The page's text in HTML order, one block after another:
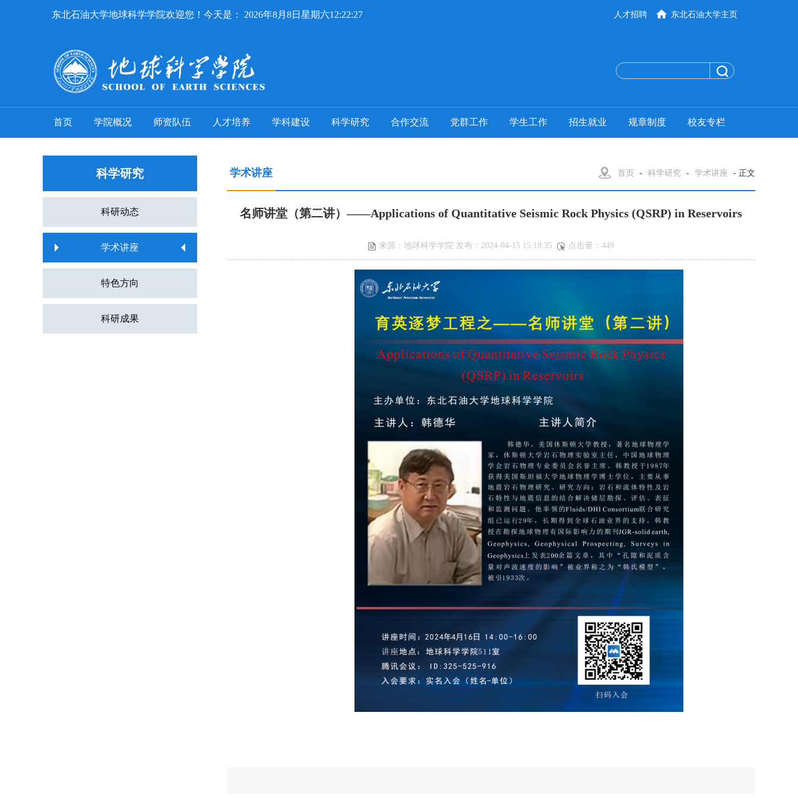
东北石油大学地球科学学院欢迎您！今天是： 2026年8月8日星期六12:22:28 东北石油大学主页
人才招聘
首页 学院概况 师资队伍 人才培养 学科建设 科学研究 合作交流 党群工作 学生工作 招生就业 规章制度 校友专栏
科学研究
科研动态
学术讲座
特色方向
科研成果
学术讲座 首页 - 科学研究 - 学术讲座 - 正文
名师讲堂（第二讲）——Applications of Quantitative Seismic Rock Physics (QSRP) in Reservoirs
来源：地球科学学院 发布：2024-04-15 15:18:35 点击量： 449